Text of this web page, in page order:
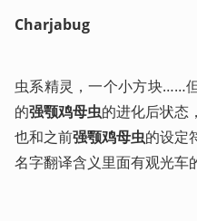
Charjabug
虫系精灵，一个小方块……
的强颚鸡母虫的进化后状态
也和之前强颚鸡母虫的设定
名字翻译含义里面有观光